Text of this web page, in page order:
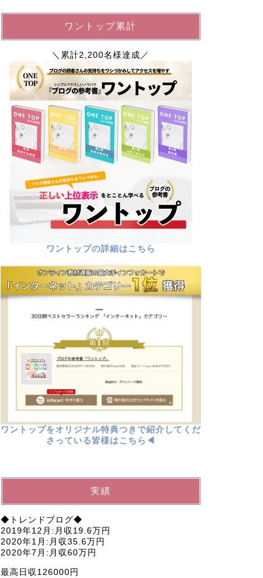
ワントップ累計
＼累計2,200名様達成／
ワントップの詳細はこちら
ワントップをオリジナル特典つきで紹介してくだ
さっている皆様はこちら◀︎
実績
◆トレンドブログ◆
2019年12月:月収19.6万円
2020年1月:月収35.6万円
2020年7月:月収60万円
最高日収126000円